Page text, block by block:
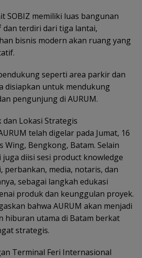
SOBIZ memiliki luas bangunan
dan terdiri dari tiga lantai,
bisnis modern akan ruang yang
seperti area parkir dan
disiapkan untuk mendukung
pengunjung di AURUM.
dan Lokasi Strategis
telah digelar pada Jumat, 16
Wing, Bengkong, Batam. Selain
diisi sesi product knowledge
perbankan, media, notaris, dan
sebagai langkah edukasi
produk dan keunggulan proyek.
bahwa AURUM akan menjadi
hiburan utama di Batam berkat
strategis.
Terminal Feri Internasional